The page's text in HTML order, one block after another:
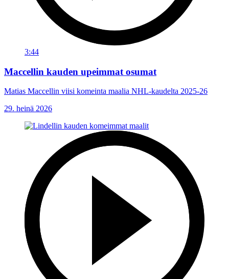
3:44
Maccellin kauden upeimmat osumat
Matias Maccellin viisi komeinta maalia NHL-kaudelta 2025-26
29. heinä 2026